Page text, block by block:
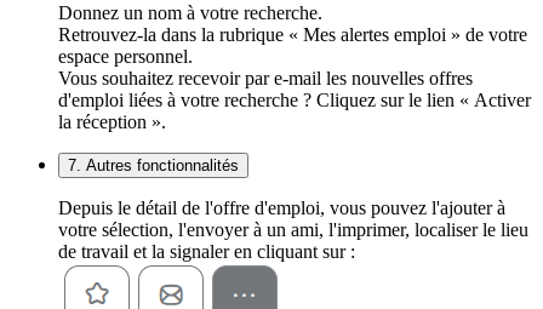
Donnez un nom à votre recherche.
Retrouvez-la dans la rubrique « Mes alertes emploi » de votre
espace personnel.
Vous souhaitez recevoir par e-mail les nouvelles offres
d'emploi liées à votre recherche ? Cliquez sur le lien « Activer
la réception ».
7. Autres fonctionnalités
Depuis le détail de l'offre d'emploi, vous pouvez l'ajouter à
votre sélection, l'envoyer à un ami, l'imprimer, localiser le lieu
de travail et la signaler en cliquant sur :